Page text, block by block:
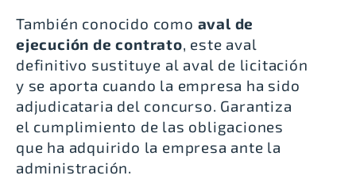
También conocido como aval de
ejecución de contrato, este aval
definitivo sustituye al aval de licitación
y se aporta cuando la empresa ha sido
adjudicataria del concurso. Garantiza
el cumplimiento de las obligaciones
que ha adquirido la empresa ante la
administración.